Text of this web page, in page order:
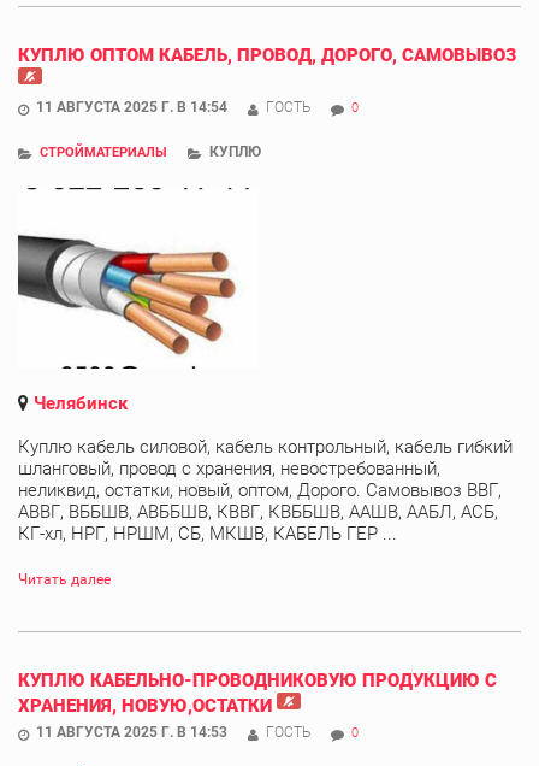
КУПЛЮ ОПТОМ КАБЕЛЬ, ПРОВОД, ДОРОГО, САМОВЫВОЗ
11 АВГУСТА 2025 Г. В 14:54 ГОСТЬ 0
СТРОЙМАТЕРИАЛЫ КУПЛЮ
Челябинск
Куплю кабель силовой, кабель контрольный, кабель гибкий
шланговый, провод с хранения, невостребованный,
неликвид, остатки, новый, оптом, Дорого. Самовывоз ВВГ,
АВВГ, ВББШВ, АВББШВ, КВВГ, КВББШВ, ААШВ, ААБЛ, АСБ,
КГ-хл, НРГ, НРШМ, СБ, МКШВ, КАБЕЛЬ ГЕР ...
Читать далее
КУПЛЮ КАБЕЛЬНО-ПРОВОДНИКОВУЮ ПРОДУКЦИЮ С
ХРАНЕНИЯ, НОВУЮ,ОСТАТКИ
11 АВГУСТА 2025 Г. В 14:53 ГОСТЬ 0